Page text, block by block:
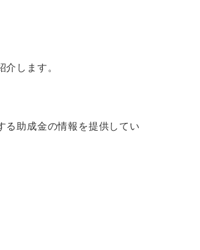
します。
る助成金の情報を提供してい